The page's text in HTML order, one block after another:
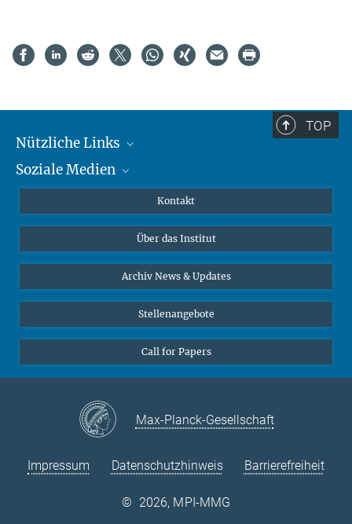
TOP
Nützliche Links
MMG Alumni Corner
Online-Vorträge
Interviews zum Thema "Diversity"
Soziale Medien
Bluesky
Kontakt
Über das Institut
Archiv News & Updates
Stellenangebote
Call for Papers
Max-Planck-Gesellschaft
Impressum Datenschutzhinweis Barrierefreiheit
© 2026, MPI-MMG